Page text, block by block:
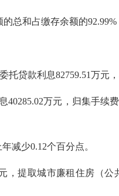
和占缴存余额的92.99%
贷款利息82759.51万元，
万元，归集手续费
减少0.12个百分点。
提取城市廉租住房（公